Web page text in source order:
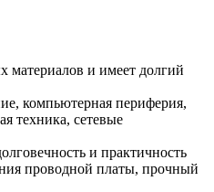
материалов и имеет долгий
компьютерная периферия,
техника, сетевые
и практичность
проводной платы, прочный